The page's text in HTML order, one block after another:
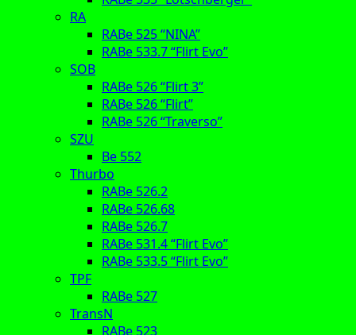
RA
RABe 525 “NINA”
RABe 533.7 “Flirt Evo”
SOB
RABe 526 “Flirt 3”
RABe 526 “Flirt”
RABe 526 “Traverso”
SZU
Be 552
Thurbo
RABe 526.2
RABe 526.68
RABe 526.7
RABe 531.4 “Flirt Evo”
RABe 533.5 “Flirt Evo”
TPF
RABe 527
TransN
RABe 523